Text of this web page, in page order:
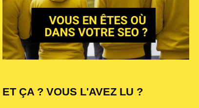
ET ÇA ? VOUS L'AVEZ LU ?